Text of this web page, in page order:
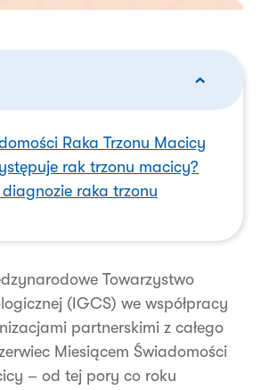
Raka Trzonu Macicy
rak trzonu macicy?
raka trzonu
Towarzystwo
(IGCS) we współpracy
partnerskimi z całego
Miesiącem Świadomości
– od tej pory co roku